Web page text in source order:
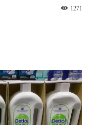
1271